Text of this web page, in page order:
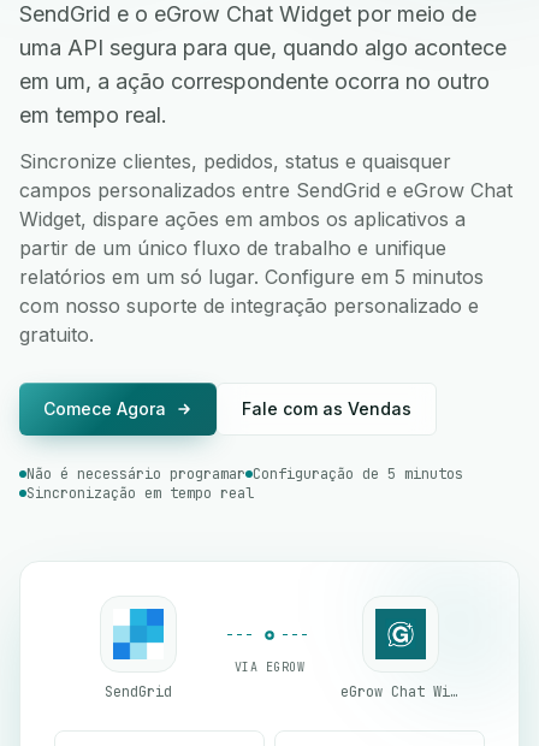
SendGrid e o eGrow Chat Widget por meio de
uma API segura para que, quando algo acontece
em um, a ação correspondente ocorra no outro
em tempo real.
Sincronize clientes, pedidos, status e quaisquer
campos personalizados entre SendGrid e eGrow Chat
Widget, dispare ações em ambos os aplicativos a
partir de um único fluxo de trabalho e unifique
relatórios em um só lugar. Configure em 5 minutos
com nosso suporte de integração personalizado e
gratuito.
Comece Agora Fale com as Vendas
Não é necessário programar Configuração de 5 minutos
Sincronização em tempo real
SendGrid
VIA EGROW
eGrow Chat Widget